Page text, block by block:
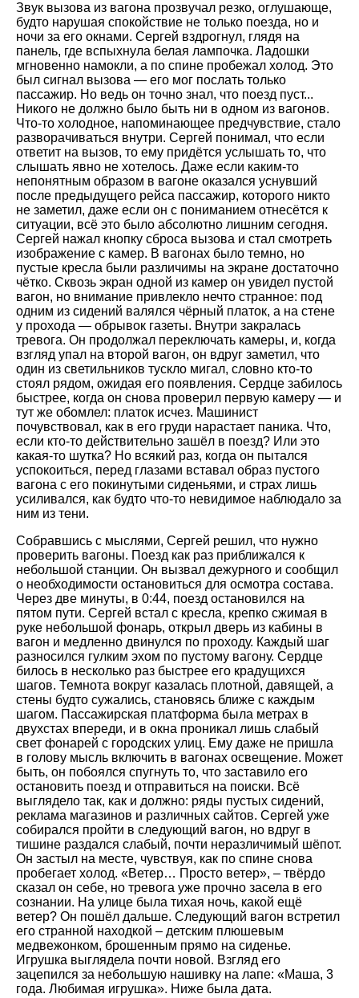
Звук вызова из вагона прозвучал резко, оглушающе,
будто нарушая спокойствие не только поезда, но и
ночи за его окнами. Сергей вздрогнул, глядя на
панель, где вспыхнула белая лампочка. Ладошки
мгновенно намокли, а по спине пробежал холод. Это
был сигнал вызова — его мог послать только
пассажир. Но ведь он точно знал, что поезд пуст...
Никого не должно было быть ни в одном из вагонов.
Что-то холодное, напоминающее предчувствие, стало
разворачиваться внутри. Сергей понимал, что если
ответит на вызов, то ему придётся услышать то, что
слышать явно не хотелось. Даже если каким-то
непонятным образом в вагоне оказался уснувший
после предыдущего рейса пассажир, которого никто
не заметил, даже если он с пониманием отнесётся к
ситуации, всё это было абсолютно лишним сегодня.
Сергей нажал кнопку сброса вызова и стал смотреть
изображение с камер. В вагонах было темно, но
пустые кресла были различимы на экране достаточно
чётко. Сквозь экран одной из камер он увидел пустой
вагон, но внимание привлекло нечто странное: под
одним из сидений валялся чёрный платок, а на стене
у прохода — обрывок газеты. Внутри закралась
тревога. Он продолжал переключать камеры, и, когда
взгляд упал на второй вагон, он вдруг заметил, что
один из светильников тускло мигал, словно кто-то
стоял рядом, ожидая его появления. Сердце забилось
быстрее, когда он снова проверил первую камеру — и
тут же обомлел: платок исчез. Машинист
почувствовал, как в его груди нарастает паника. Что,
если кто-то действительно зашёл в поезд? Или это
какая-то шутка? Но всякий раз, когда он пытался
успокоиться, перед глазами вставал образ пустого
вагона с его покинутыми сиденьями, и страх лишь
усиливался, как будто что-то невидимое наблюдало за
ним из тени.
Собравшись с мыслями, Сергей решил, что нужно
проверить вагоны. Поезд как раз приближался к
небольшой станции. Он вызвал дежурного и сообщил
о необходимости остановиться для осмотра состава.
Через две минуты, в 0:44, поезд остановился на
пятом пути. Сергей встал с кресла, крепко сжимая в
руке небольшой фонарь, открыл дверь из кабины в
вагон и медленно двинулся по проходу. Каждый шаг
разносился гулким эхом по пустому вагону. Сердце
билось в несколько раз быстрее его крадущихся
шагов. Темнота вокруг казалась плотной, давящей, а
стены будто сужались, становясь ближе с каждым
шагом. Пассажирская платформа была метрах в
двухстах впереди, и в окна проникал лишь слабый
свет фонарей с городских улиц. Ему даже не пришла
в голову мысль включить в вагонах освещение. Может
быть, он побоялся спугнуть то, что заставило его
остановить поезд и отправиться на поиски. Всё
выглядело так, как и должно: ряды пустых сидений,
реклама магазинов и различных сайтов. Сергей уже
собирался пройти в следующий вагон, но вдруг в
тишине раздался слабый, почти неразличимый шёпот.
Он застыл на месте, чувствуя, как по спине снова
пробегает холод. «Ветер… Просто ветер», – твёрдо
сказал он себе, но тревога уже прочно засела в его
сознании. На улице была тихая ночь, какой ещё
ветер? Он пошёл дальше. Следующий вагон встретил
его странной находкой – детским плюшевым
медвежонком, брошенным прямо на сиденье.
Игрушка выглядела почти новой. Взгляд его
зацепился за небольшую нашивку на лапе: «Маша, 3
года. Любимая игрушка». Ниже была дата.